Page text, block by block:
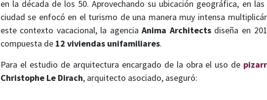
en la década de los 50. Aprovechando su ubicación geográfica, en
ciudad se enfocó en el turismo de una manera muy intensa
este contexto vacacional, la agenciaAnima Architectsdiseña en
compuesta de 12 viviendas unifamiliares.
Para el estudio de arquitectura encargado de la obra el uso de
Christophe Le Dirach, arquitecto asociado, aseguró: